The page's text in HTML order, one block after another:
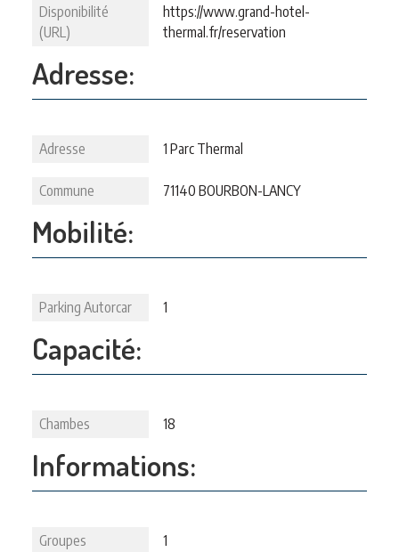
Disponibilité
(URL)
https://www.grand-hotel-
thermal.fr/reservation
Adresse:
Adresse 1 Parc Thermal
Commune 71140 BOURBON-LANCY
Mobilité:
Parking Autorcar 1
Capacité:
Chambes 18
Informations:
Groupes 1